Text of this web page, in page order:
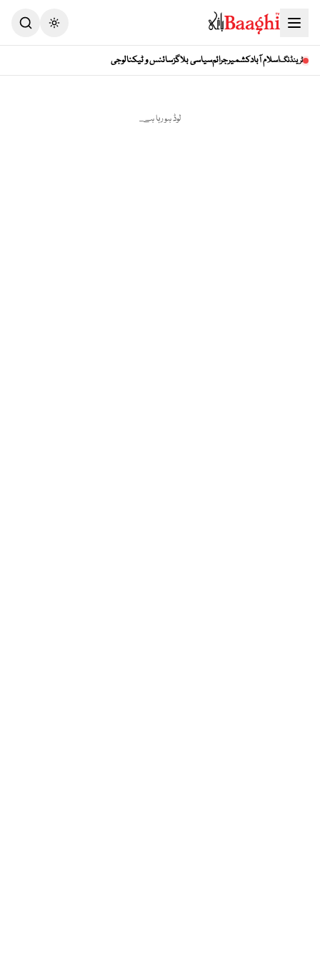
Toggle theme
ٹرینڈنگاسلام آبادکشمیرجرائمسیاسی بلاگزسائنس و ٹیکنالوجی
لوڈ ہو رہا ہے...